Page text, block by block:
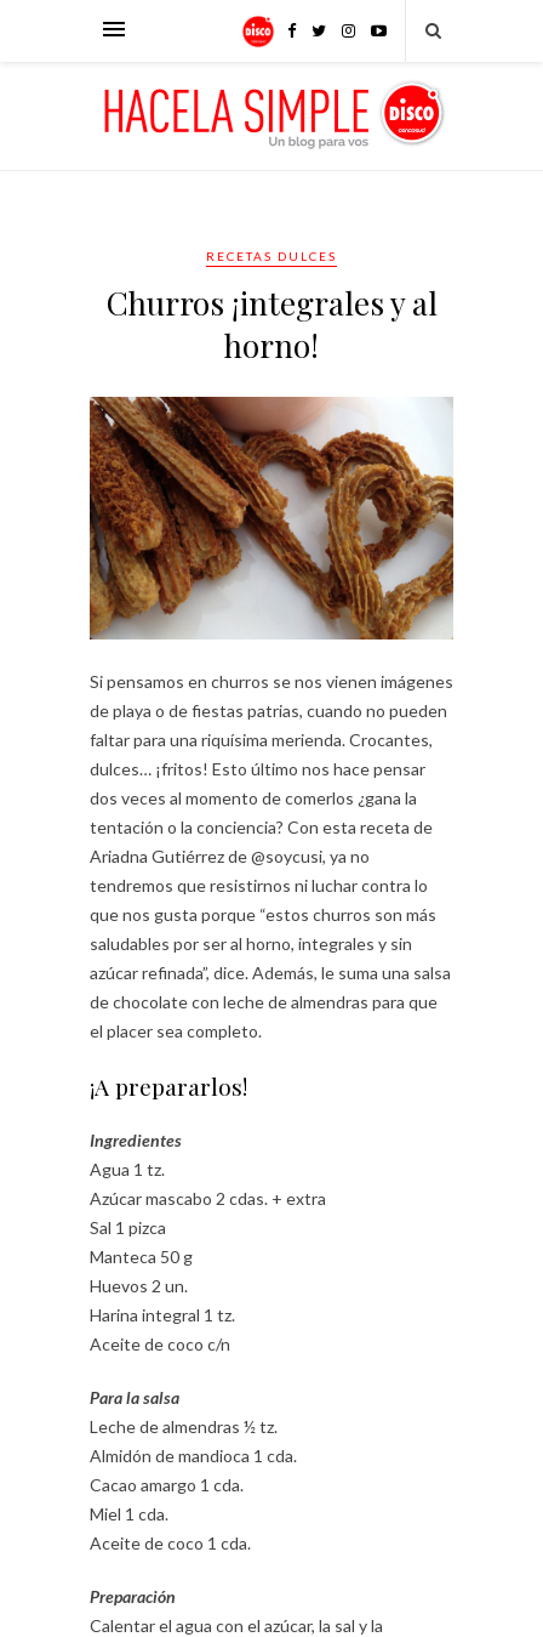
RECETAS DULCES
Churros ¡integrales y al
horno!
Si pensamos en churros se nos vienen imágenes
de playa o de fiestas patrias, cuando no pueden
faltar para una riquísima merienda. Crocantes,
dulces… ¡fritos! Esto último nos hace pensar
dos veces al momento de comerlos ¿gana la
tentación o la conciencia? Con esta receta de
Ariadna Gutiérrez de @soycusi, ya no
tendremos que resistirnos ni luchar contra lo
que nos gusta porque “estos churros son más
saludables por ser al horno, integrales y sin
azúcar refinada”, dice. Además, le suma una salsa
de chocolate con leche de almendras para que
el placer sea completo.
¡A prepararlos!
Ingredientes
Agua 1 tz.
Azúcar mascabo 2 cdas. + extra
Sal 1 pizca
Manteca 50 g
Huevos 2 un.
Harina integral 1 tz.
Aceite de coco c/n
Para la salsa
Leche de almendras ½ tz.
Almidón de mandioca 1 cda.
Cacao amargo 1 cda.
Miel 1 cda.
Aceite de coco 1 cda.
Preparación
Calentar el agua con el azúcar, la sal y la